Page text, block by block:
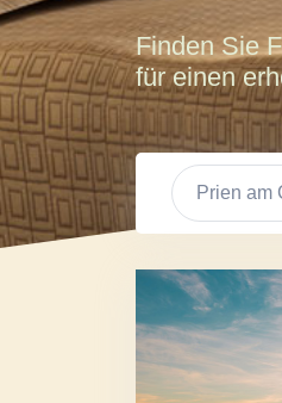
Finden Sie
für einen
Prien am